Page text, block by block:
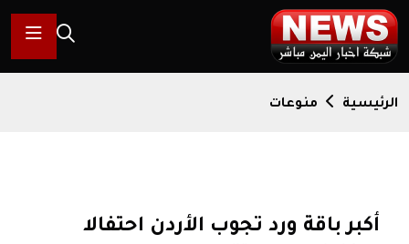
الرئيسية منوعات
أكبر باقة ورد تجوب الأردن احتفالا